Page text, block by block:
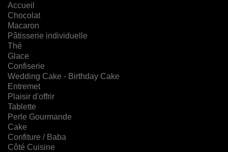
Accueil
Chocolat
Macaron
Pâtisserie individuelle
Thé
Glace
Confiserie
Wedding Cake - Birthday Cake
Entremet
Plaisir d'offrir
Tablette
Perle Gourmande
Cake
Confiture / Baba
Côté Cuisine